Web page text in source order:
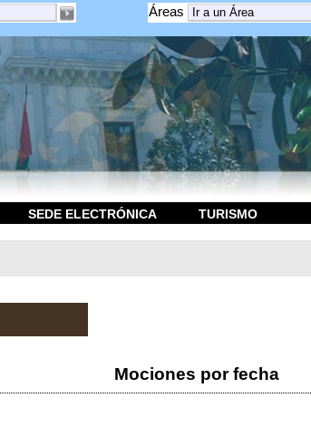
Áreas
SEDE ELECTRÓNICA TURISMO
Mociones por fecha